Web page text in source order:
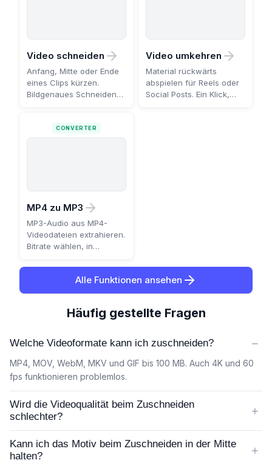
Video schneiden
Anfang, Mitte oder Ende
eines Clips kürzen.
Bildgenaues Schneiden
Video umkehren
Material rückwärts
abspielen für Reels oder
Social Posts. Ein Klick,
CONVERTER
MP4 zu MP3
MP3-Audio aus MP4-
Videodateien extrahieren.
Bitrate wählen, in
Alle Funktionen ansehen
Häufig gestellte Fragen
Welche Videoformate kann ich zuschneiden? −
MP4, MOV, WebM, MKV und GIF bis 100 MB. Auch 4K und 60
fps funktionieren problemlos.
Wird die Videoqualität beim Zuschneiden
schlechter?
+
Kann ich das Motiv beim Zuschneiden in der Mitte
halten?
+